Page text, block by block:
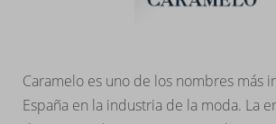
Caramelo es uno de los nombres más
España en la industria de la moda. La